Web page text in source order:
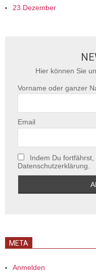
23.Dezember
Hier können Sie
Vorname oder ganzer
Email
Indem Du
Datenschutzerklärung.
META
Anmelden